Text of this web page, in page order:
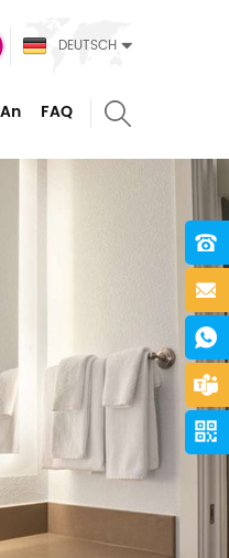
DEUTSCH
FAQ